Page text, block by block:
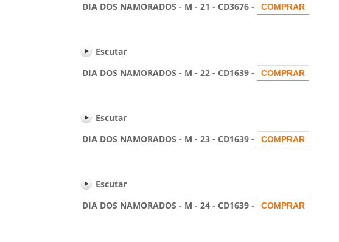
DIA DOS NAMORADOS - M - 21 - CD3676 -
Escutar
DIA DOS NAMORADOS - M - 22 - CD1639 -
Escutar
DIA DOS NAMORADOS - M - 23 - CD1639 -
Escutar
DIA DOS NAMORADOS - M - 24 - CD1639 -